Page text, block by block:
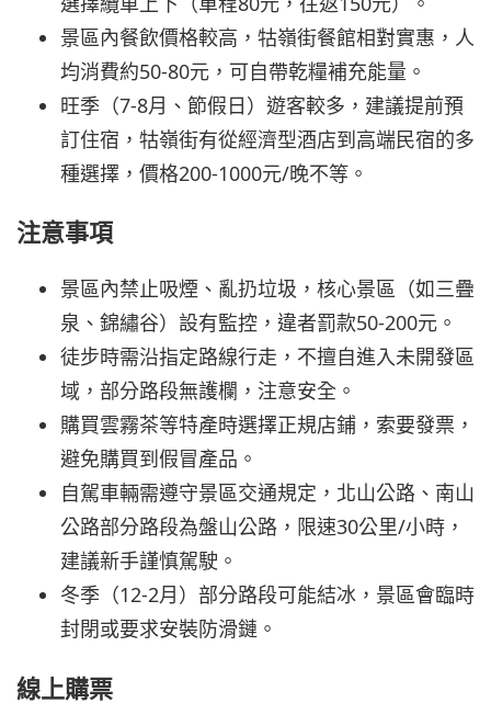
景區內餐飲價格較高，牯嶺街餐館相對實惠，人
均消費約50-80元，可自帶乾糧補充能量。
旺季（7-8月、節假日）遊客較多，建議提前預
訂住宿，牯嶺街有從經濟型酒店到高端民宿的多
種選擇，價格200-1000元/晚不等。
注意事項
景區內禁止吸煙、亂扔垃圾，核心景區（如三疊
泉、錦繡谷）設有監控，違者罰款50-200元。
徒步時需沿指定路線行走，不擅自進入未開發區
域，部分路段無護欄，注意安全。
購買雲霧茶等特產時選擇正規店鋪，索要發票，
避免購買到假冒產品。
自駕車輛需遵守景區交通規定，北山公路、南山
公路部分路段為盤山公路，限速30公里/小時，
建議新手謹慎駕駛。
冬季（12-2月）部分路段可能結冰，景區會臨時
封閉或要求安裝防滑鏈。
線上購票